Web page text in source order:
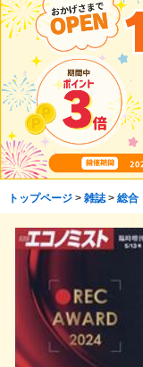
トップページ> 雑誌> 総合